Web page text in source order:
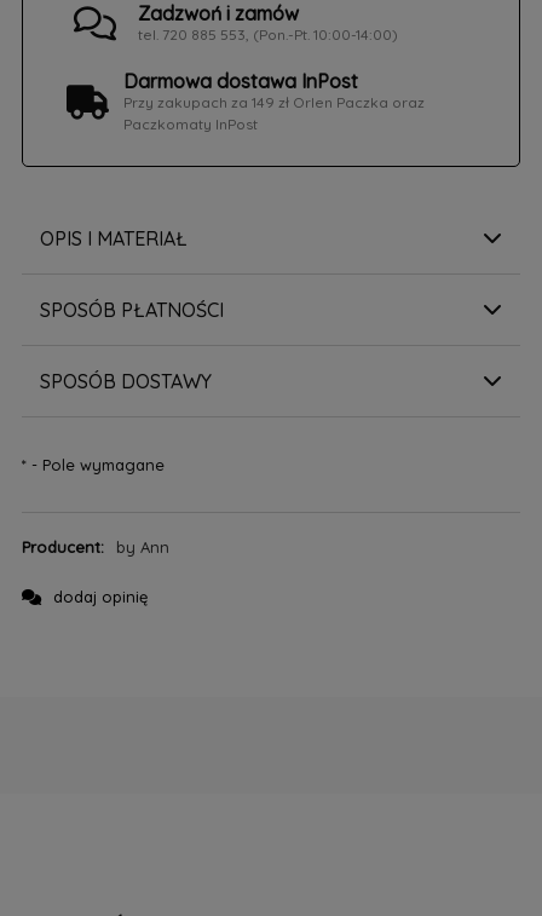
Zadzwoń i zamów
tel. 720 885 553, (Pon.-Pt. 10:00-14:00)
Darmowa dostawa InPost
Przy zakupach za 149 zł Orlen Paczka oraz
Paczkomaty InPost
OPIS I MATERIAŁ
SPOSÓB PŁATNOŚCI
SPOSÓB DOSTAWY
*- Pole wymagane
Producent: by Ann
dodaj opinię